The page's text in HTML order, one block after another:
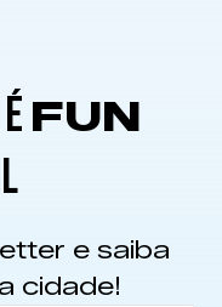
FUN
e saiba
cidade!